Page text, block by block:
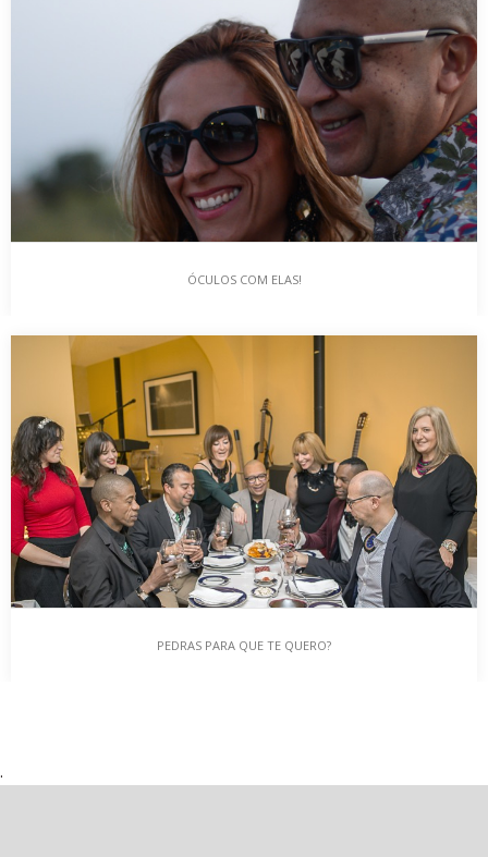
Outubro é o mês dos regressos. Para além, de ser o regresso às
rotinas, no pós férias,…
ÓCULOS COM ELAS!
Cuidar dos olhos é um hábito que deve fazer parte do nosso
dia-a-dia, preservando-os para evitar…
ÓCULOS COM ELAS!
PEDRAS PARA QUE TE QUERO?
.